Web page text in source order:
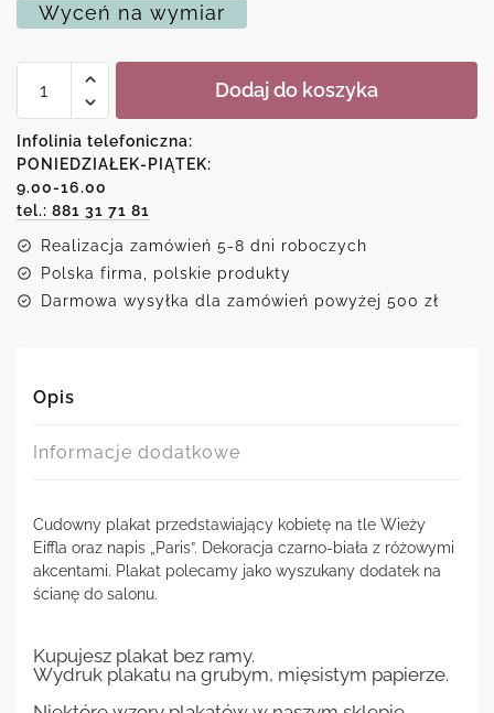
Wyceń na wymiar
Plakat
Dodaj do koszyka
Infolinia telefoniczna:
PONIEDZIAŁEK-PIĄTEK:
9.00-16.00
tel.: 881 31 71 81
Realizacja zamówień 5-8 dni roboczych
Polska firma, polskie produkty
Darmowa wysyłka dla zamówień powyżej 500 zł
Opis
Informacje dodatkowe
Cudowny plakat przedstawiający kobietę na tle Wieży
Eiffla oraz napis „Paris”. Dekoracja czarno-biała z różowymi
akcentami. Plakat polecamy jako wyszukany dodatek na
ścianę do salonu.
Kupujesz plakat bez ramy.
Wydruk plakatu na grubym, mięsistym papierze.